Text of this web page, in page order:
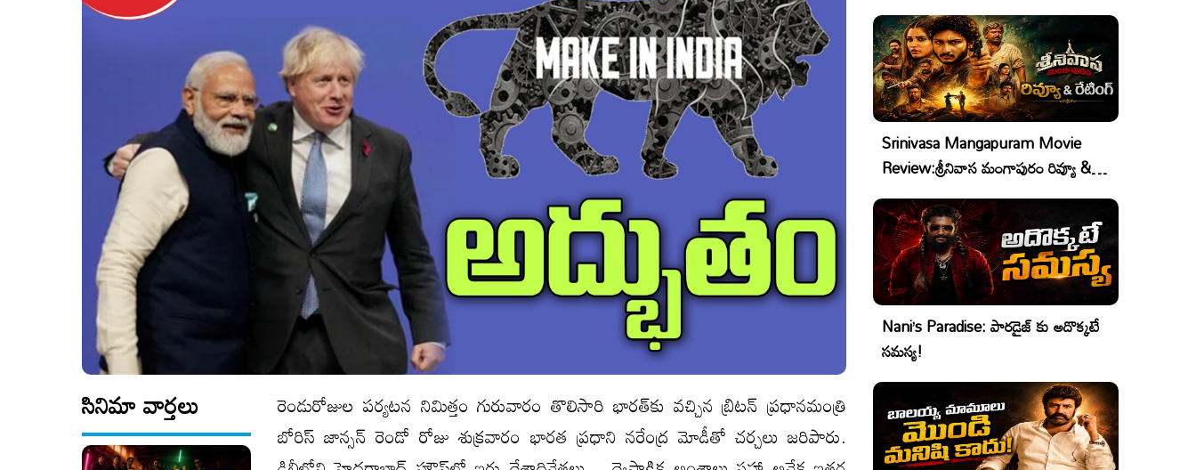
సినిమా వార్తలు
రెండురోజుల పర్యటన నిమిత్తం గురువారం తొలిసారి భారత్‌కు వచ్చిన బ్రిటన్‌ ప్రధానమంత్రి
బోరిస్‌ జాన్సన్‌ రెండో రోజు శుక్రవారం భారత ప్రధాని నరేంద్ర మోడీతో చర్చలు జరిపారు.
Srinivasa Mangapuram Movie
Review:శ్రీనివాస మంగాపురం రివ్యూ &
రేటింగ్
Nani’s Paradise: పారడైజ్ కు అదొక్కటే
సమస్య!